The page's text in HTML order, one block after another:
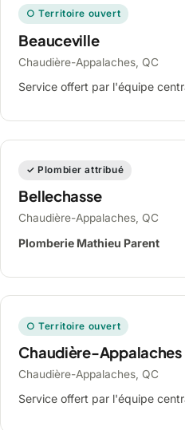
○ Territoire ouvert
Beauceville
Chaudière-Appalaches, QC
Service offert par l'équipe
✓ Plombier attribué
Bellechasse
Chaudière-Appalaches, QC
Plomberie Mathieu Parent
○ Territoire ouvert
Chaudière-Appalaches
Chaudière-Appalaches, QC
Service offert par l'équipe